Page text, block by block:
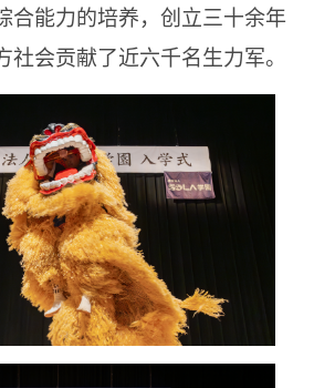
合能力的培养，创立三十余年
社会贡献了近六千名生力军。